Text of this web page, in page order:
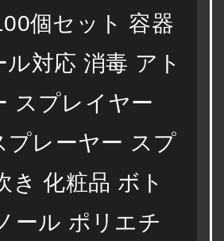
個セット 容器
ル対応 消毒 アト
スプレイヤー
プレーヤー スプ
き 化粧品 ボト
ール ポリエチ